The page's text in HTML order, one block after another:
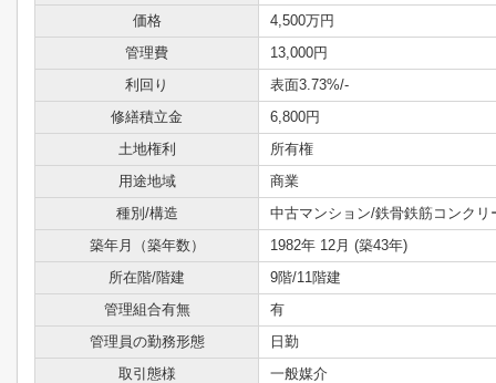
価格
4,500万円
管理費
13,000円
利回り
表面3.73%/-
修繕積立金
6,800円
土地権利
所有権
用途地域
商業
種別/構造
中古マンション/鉄骨鉄筋コンクリ
築年月（築年数）
1982年 12月 (築43年)
所在階/階建
9階/11階建
管理組合有無
有
管理員の勤務形態
日勤
取引態様
一般媒介